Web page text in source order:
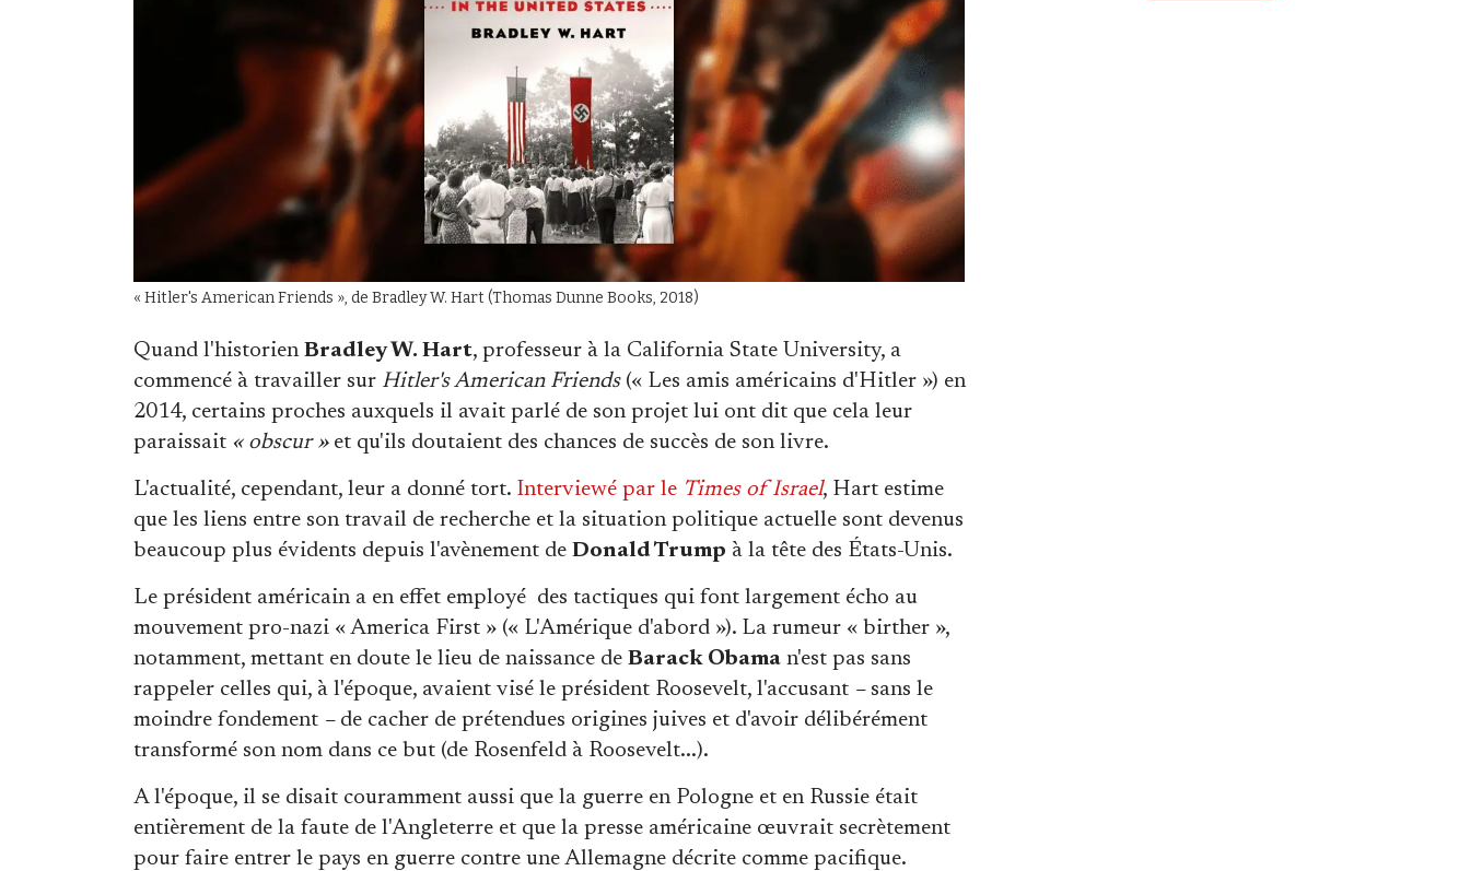
« Hitler's American Friends », de Bradley W. Hart (Thomas Dunne Books, 2018)
Quand l'historien Bradley W. Hart, professeur à la California State University, a
commencé à travailler sur Hitler's American Friends(« Les amis américains d'Hitler ») en
2014, certains proches auxquels il avait parlé de son projet lui ont dit que cela leur
paraissait « obscur »et qu'ils doutaient des chances de succès de son livre.
L'actualité, cependant, leur a donné tort. Interviewé par le Times of Israel, Hart estime
que les liens entre son travail de recherche et la situation politique actuelle sont devenus
beaucoup plus évidents depuis l'avènement de Donald Trump à la tête des États-Unis.
Le président américain a en effet employé des tactiques qui font largement écho au
mouvement pro-nazi « America First » (« L'Amérique d'abord »). La rumeur « birther »,
notamment, mettant en doute le lieu de naissance de Barack Obama n'est pas sans
rappeler celles qui, à l'époque, avaient visé le président Roosevelt, l'accusant – sans le
moindre fondement – de cacher de prétendues origines juives et d'avoir délibérément
transformé son nom dans ce but (de Rosenfeld à Roosevelt...).
A l'époque, il se disait couramment aussi que la guerre en Pologne et en Russie était
entièrement de la faute de l'Angleterre et que la presse américaine œuvrait secrètement
pour faire entrer le pays en guerre contre une Allemagne décrite comme pacifique.